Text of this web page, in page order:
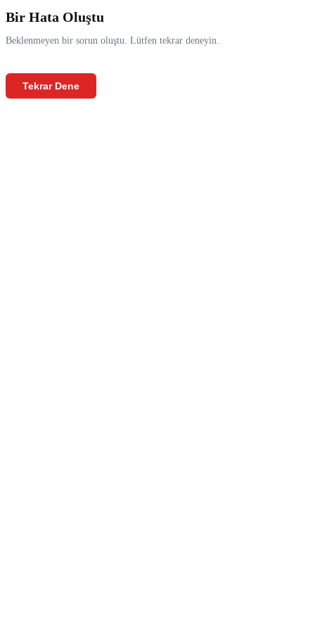
Bir Hata Oluştu
Beklenmeyen bir sorun oluştu. Lütfen tekrar deneyin.
Tekrar Dene